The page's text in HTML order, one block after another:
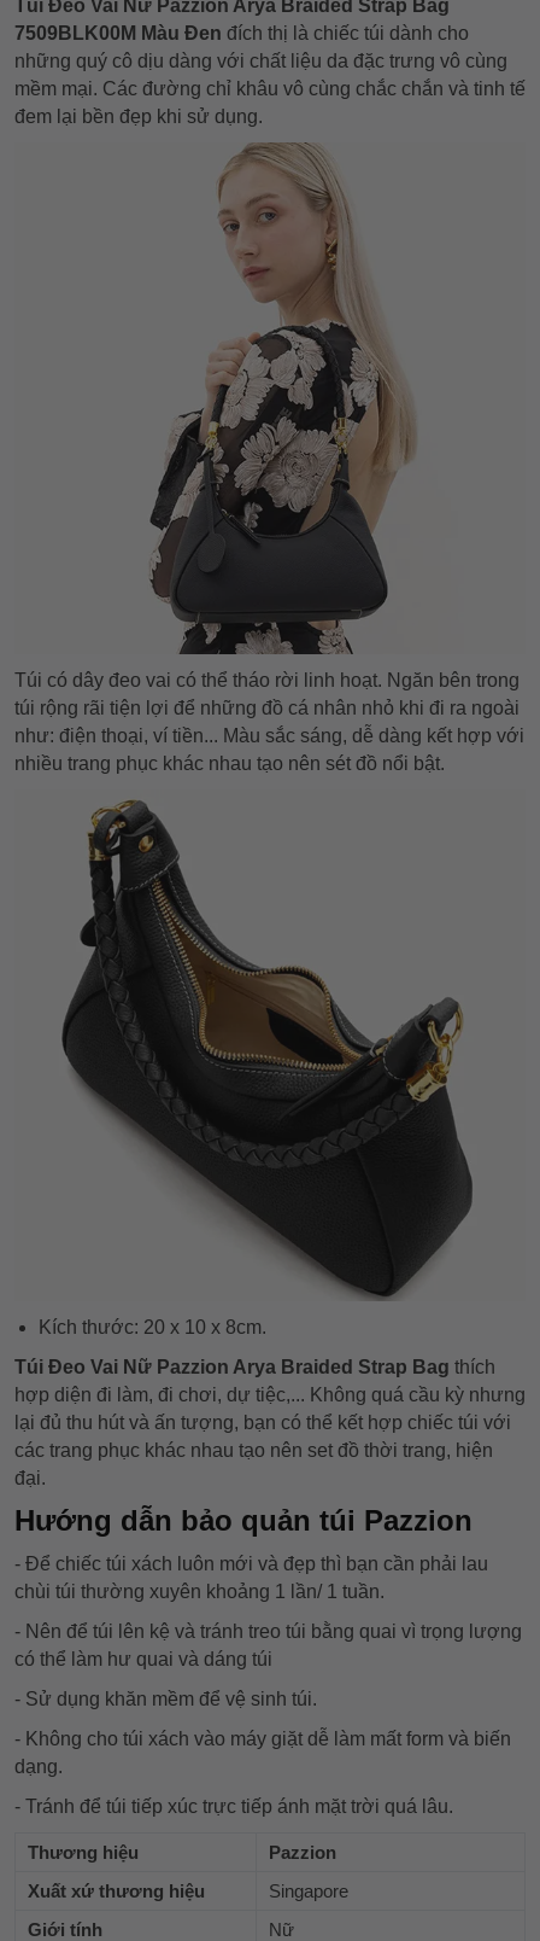
Túi Đeo Vai Nữ Pazzion Arya Braided Strap Bag
7509BLK00M Màu Đen đích thị là chiếc túi dành cho
những quý cô dịu dàng với chất liệu da đặc trưng vô cùng
mềm mại. Các đường chỉ khâu vô cùng chắc chắn và tinh tế
đem lại bền đẹp khi sử dụng.
Túi có dây đeo vai có thể tháo rời linh hoạt. Ngăn bên trong
túi rộng rãi tiện lợi để những đồ cá nhân nhỏ khi đi ra ngoài
như: điện thoại, ví tiền... Màu sắc sáng, dễ dàng kết hợp với
nhiều trang phục khác nhau tạo nên sét đồ nổi bật.
Kích thước: 20 x 10 x 8cm.
Túi Đeo Vai Nữ Pazzion Arya Braided Strap Bag thích
hợp diện đi làm, đi chơi, dự tiệc,... Không quá cầu kỳ nhưng
lại đủ thu hút và ấn tượng, bạn có thể kết hợp chiếc túi với
các trang phục khác nhau tạo nên set đồ thời trang, hiện
đại.
Hướng dẫn bảo quản túi Pazzion
- Để chiếc túi xách luôn mới và đẹp thì bạn cần phải lau
chùi túi thường xuyên khoảng 1 lần/ 1 tuần.
- Nên để túi lên kệ và tránh treo túi bằng quai vì trọng lượng
có thể làm hư quai và dáng túi
- Sử dụng khăn mềm để vệ sinh túi.
- Không cho túi xách vào máy giặt dễ làm mất form và biến
dạng.
- Tránh để túi tiếp xúc trực tiếp ánh mặt trời quá lâu.
Thương hiệu
Pazzion
Xuất xứ thương hiệu
Singapore
Giới tính
Nữ